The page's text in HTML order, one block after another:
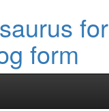
for
form